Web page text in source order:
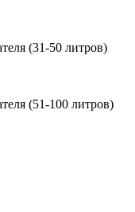
(31-50 литров)
(51-100 литров)